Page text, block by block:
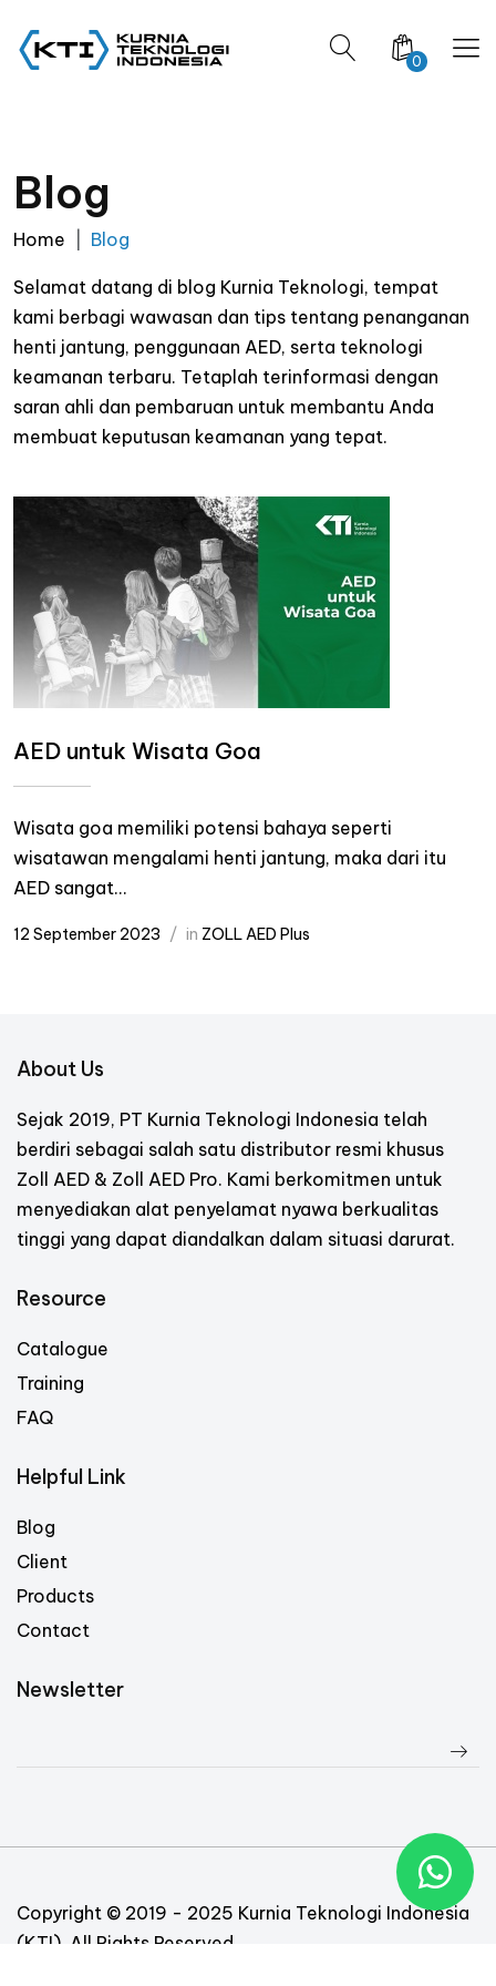
0
Blog
Home Blog
Selamat datang di blog Kurnia Teknologi, tempat
kami berbagi wawasan dan tips tentang penanganan
henti jantung, penggunaan AED, serta teknologi
keamanan terbaru. Tetaplah terinformasi dengan
saran ahli dan pembaruan untuk membantu Anda
membuat keputusan keamanan yang tepat.
AED untuk Wisata Goa
Wisata goa memiliki potensi bahaya seperti
wisatawan mengalami henti jantung, maka dari itu
AED sangat...
12 September 2023 in ZOLL AED Plus
About Us
Sejak 2019, PT Kurnia Teknologi Indonesia telah
berdiri sebagai salah satu distributor resmi khusus
Zoll AED & Zoll AED Pro. Kami berkomitmen untuk
menyediakan alat penyelamat nyawa berkualitas
tinggi yang dapat diandalkan dalam situasi darurat.
Resource
Catalogue
Training
FAQ
Helpful Link
Blog
Client
Products
Contact
Newsletter
Copyright © 2019 - 2025 Kurnia Teknologi Indonesia
(KTI). All Rights Reserved